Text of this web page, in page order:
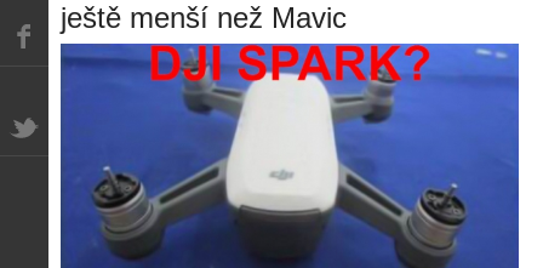
ještě menší než Mavic